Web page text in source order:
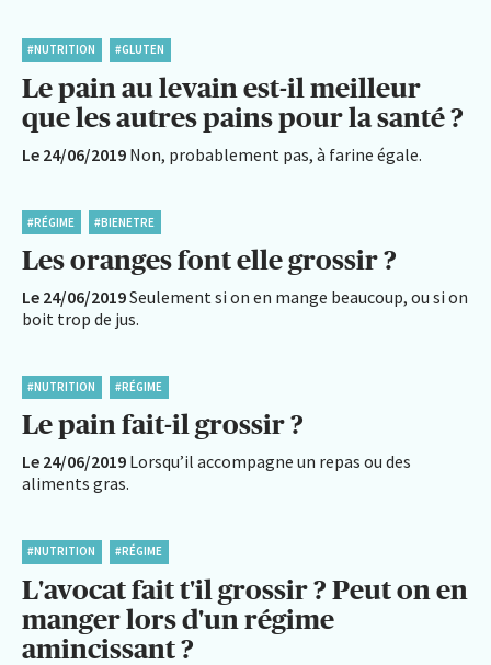
#NUTRITION #GLUTEN
Le pain au levain est-il meilleur
que les autres pains pour la santé ?
Le 24/06/2019 Non, probablement pas, à farine égale.
#RÉGIME #BIENETRE
Les oranges font elle grossir ?
Le 24/06/2019Seulement si on en mange beaucoup, ou si on
boit trop de jus.
#NUTRITION #RÉGIME
Le pain fait-il grossir ?
Le 24/06/2019 Lorsqu’il accompagne un repas ou des
aliments gras.
#NUTRITION #RÉGIME
L'avocat fait t'il grossir ? Peut on en
manger lors d'un régime
amincissant ?